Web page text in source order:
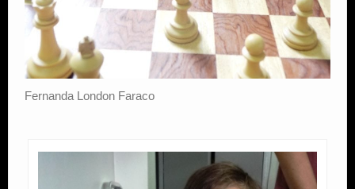
Fernanda London Faraco